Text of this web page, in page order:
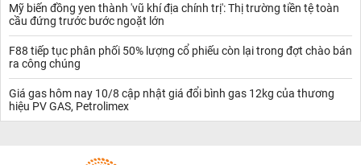
Mỹ biến đồng yen thành 'vũ khí địa chính trị': Thị trường tiền tệ toàn
cầu đứng trước bước ngoặt lớn
F88 tiếp tục phân phối 50% lượng cổ phiếu còn lại trong đợt chào bán
ra công chúng
Giá gas hôm nay 10/8 cập nhật giá đổi bình gas 12kg của thương
hiệu PV GAS, Petrolimex